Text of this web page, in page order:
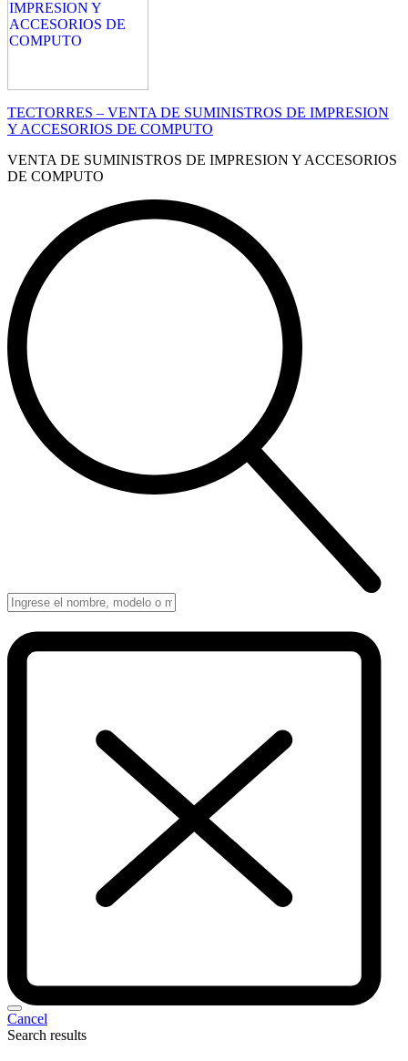
TECTORRES – VENTA DE SUMINISTROS DE IMPRESION
Y ACCESORIOS DE COMPUTO
VENTA DE SUMINISTROS DE IMPRESION Y ACCESORIOS
DE COMPUTO
Cancel
Search results